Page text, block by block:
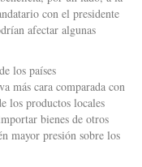
con el presidente
afectar algunas
los países
más cara comparada con
los productos locales
bienes de otros
mayor presión sobre los